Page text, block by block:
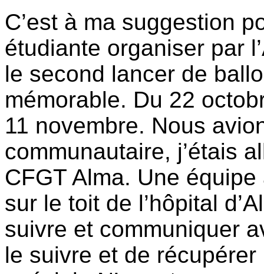
C’est à ma suggestion
étudiante organiser par
le second lancer de
mémorable. Du 22
11 novembre. Nous
communautaire, j’étais
CFGT Alma. Une
sur le toit de l’hôpital
suivre et communiquer
le suivre et de